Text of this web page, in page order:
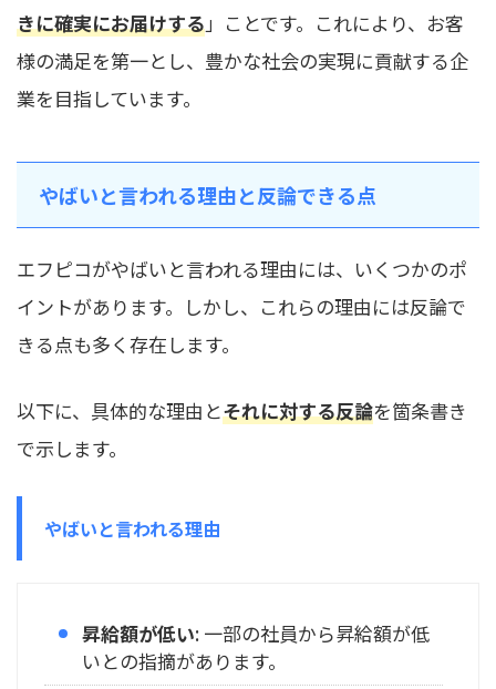
きに確実にお届けする」ことです。これにより、お客
様の満足を第一とし、豊かな社会の実現に貢献する企
業を目指しています。
やばいと言われる理由と反論できる点
エフピコがやばいと言われる理由には、いくつかのポ
イントがあります。しかし、これらの理由には反論で
きる点も多く存在します。
以下に、具体的な理由とそれに対する反論を箇条書き
で示します。
やばいと言われる理由
昇給額が低い: 一部の社員から昇給額が低
いとの指摘があります。